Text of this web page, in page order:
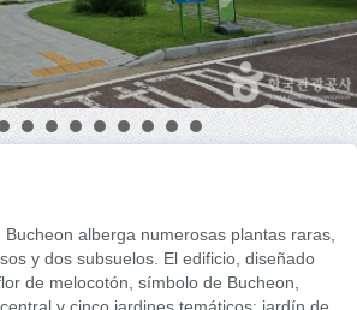
alberga numerosas plantas raras,
y dos subsuelos. El edificio, diseñado
de melocotón, símbolo de Bucheon,